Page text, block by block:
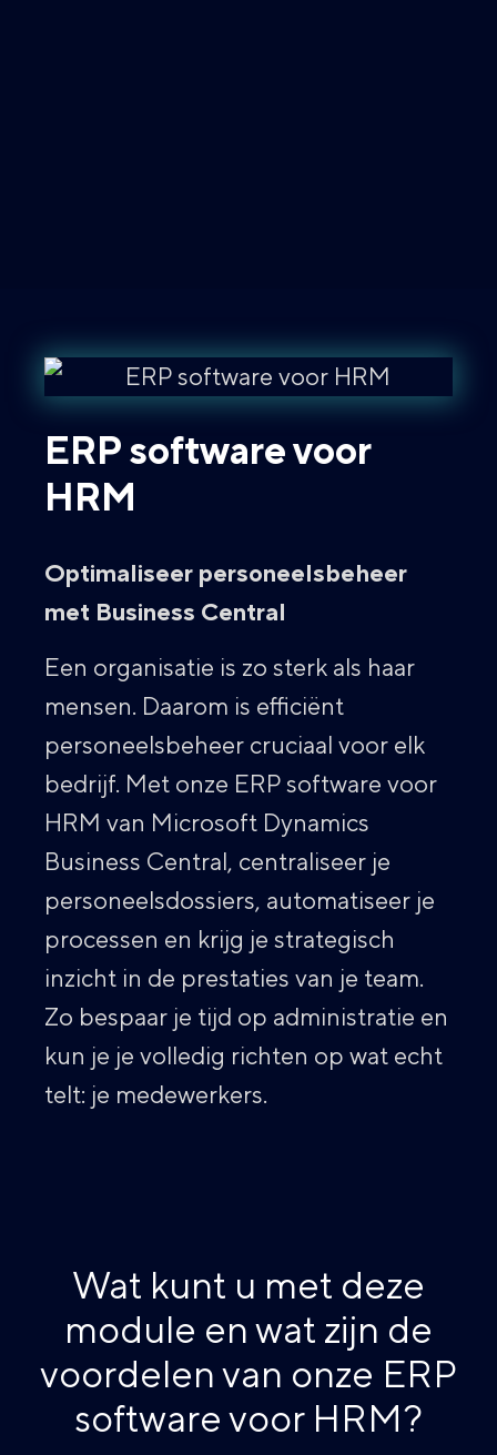
ERP software voor
HRM
Optimaliseer personeelsbeheer
met Business Central
Een organisatie is zo sterk als haar
mensen. Daarom is efficiënt
personeelsbeheer cruciaal voor elk
bedrijf. Met onze ERP software voor
HRM van Microsoft Dynamics
Business Central, centraliseer je
personeelsdossiers, automatiseer je
processen en krijg je strategisch
inzicht in de prestaties van je team.
Zo bespaar je tijd op administratie en
kun je je volledig richten op wat echt
telt: je medewerkers.
Wat kunt u met deze
module en wat zijn de
voordelen van onze ERP
software voor HRM?